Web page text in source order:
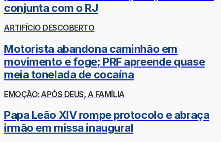
conjunta com o RJ
ARTIFÍCIO DESCOBERTO
Motorista abandona caminhão em
movimento e foge; PRF apreende quase
meia tonelada de cocaína
EMOÇÃO: APÓS DEUS, A FAMÍLIA
Papa Leão XIV rompe protocolo e abraça
irmão em missa inaugural